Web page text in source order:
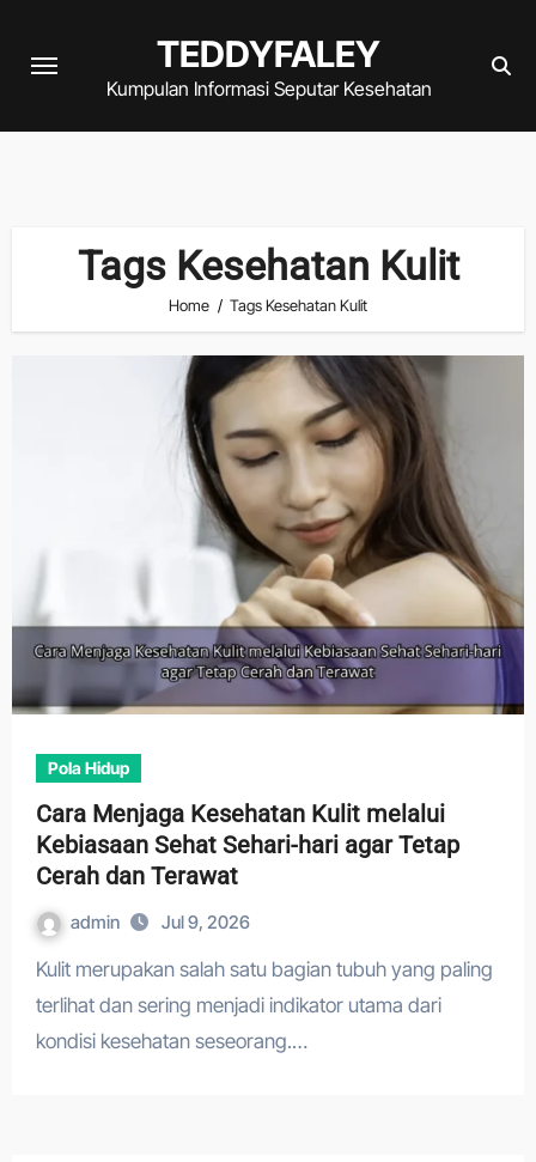
TEDDYFALEY
Kumpulan Informasi Seputar Kesehatan
Tags Kesehatan Kulit
Home Tags Kesehatan Kulit
Pola Hidup
Cara Menjaga Kesehatan Kulit melalui
Kebiasaan Sehat Sehari-hari agar Tetap
Cerah dan Terawat
admin Jul 9, 2026
Kulit merupakan salah satu bagian tubuh yang paling
terlihat dan sering menjadi indikator utama dari
kondisi kesehatan seseorang.…